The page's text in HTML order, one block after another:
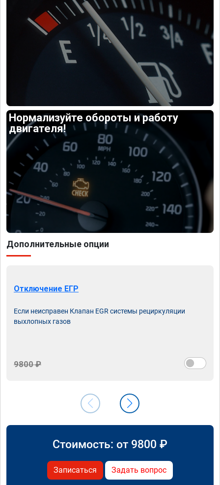
Нормализуйте обороты и работу
двигателя!
Дополнительные опции
Отключение ЕГР
Если неисправен Клапан EGR системы рециркуляции
выхлопных газов
9800 ₽
Стоимость: от 9800 ₽
Записаться Задать вопрос